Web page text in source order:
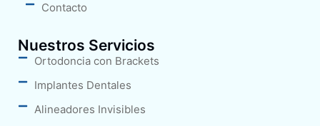
Contacto
Nuestros Servicios
Ortodoncia con Brackets
Implantes Dentales
Alineadores Invisibles